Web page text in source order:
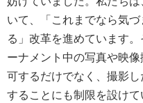
いて、「これまでなら気
る」改革を進めています
ーナメント中の写真や映
可するだけでなく、撮影
することにも制限を設け